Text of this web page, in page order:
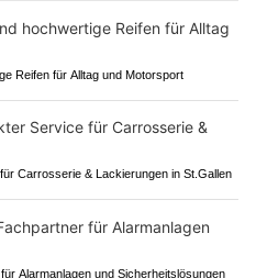
Reifen für Alltag und Motorsport
Carrosserie & Lackierungen in St.Gallen
Alarmanlagen und Sicherheitslösungen